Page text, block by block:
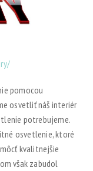
pomocou
osvetliť náš interiér
potrebujeme.
osvetlenie, ktoré
kvalitnejšie
však zabudol